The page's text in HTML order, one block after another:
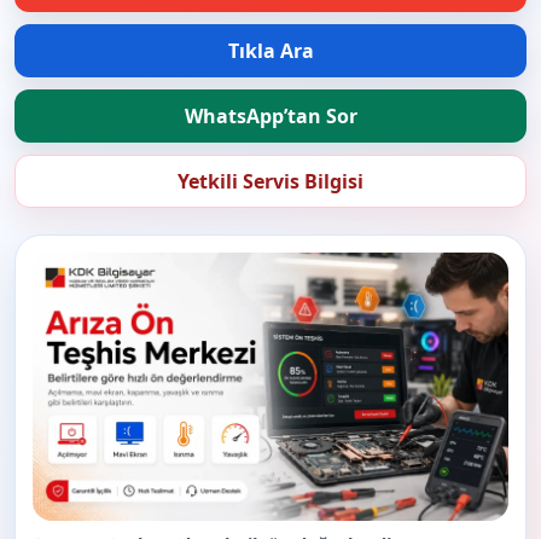
Tıkla Ara
WhatsApp’tan Sor
Yetkili Servis Bilgisi